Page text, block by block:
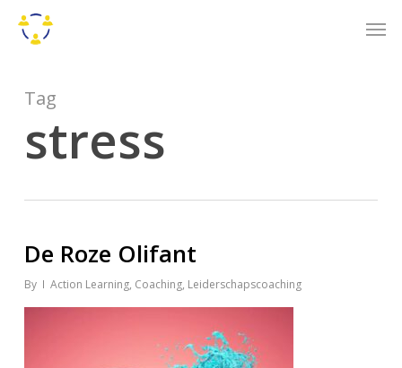
Tag
stress
De Roze Olifant
By Action Learning, Coaching, Leiderschapscoaching